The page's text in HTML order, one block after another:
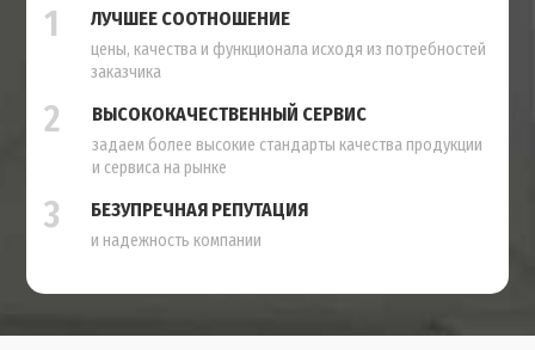
1 ЛУЧШЕЕ СООТНОШЕНИЕ
цены, качества и функционала исходя из потребностей
заказчика
2 ВЫСОКОКАЧЕСТВЕННЫЙ СЕРВИС
задаем более высокие стандарты качества продукции
и сервиса на рынке
3 БЕЗУПРЕЧНАЯ РЕПУТАЦИЯ
и надежность компании